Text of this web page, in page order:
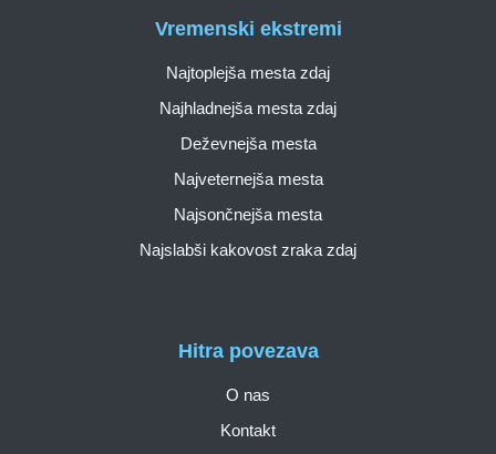
Hitra povezava
O nas
Kontakt
Vremenski ekstremi
Najtoplejša mesta zdaj
Najhladnejša mesta zdaj
Deževnejša mesta
Najveternejša mesta
Najsončnejša mesta
Najslabši kakovost zraka zdaj